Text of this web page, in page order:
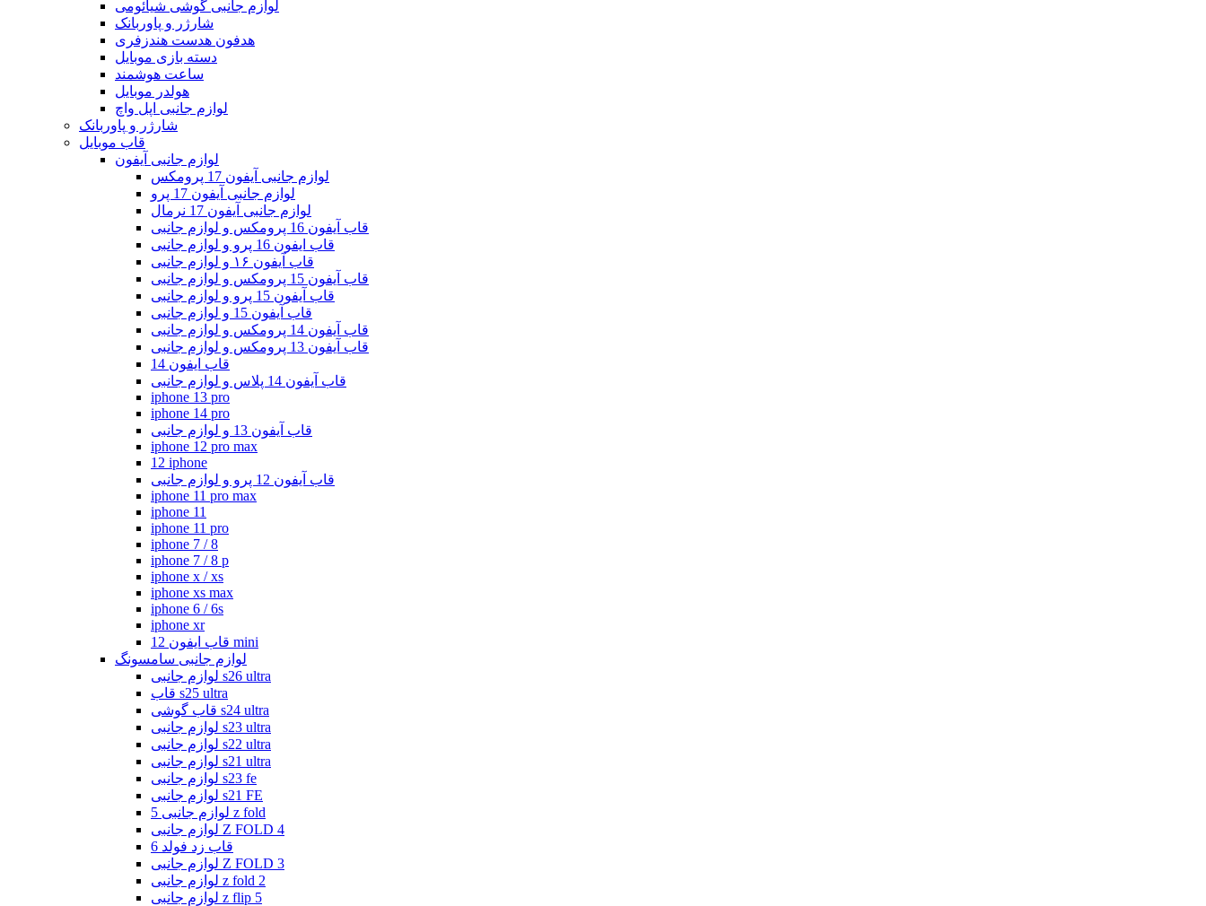
لوازم جانبی گوشی شیائومی
شارژر و پاوربانک
هدفون هدست هندزفری
دسته بازی موبایل
ساعت هوشمند
هولدر موبایل
لوازم جانبی اپل واچ
شارژر و پاوربانک
قاب موبایل
لوازم جانبی آیفون
لوازم جانبی آیفون 17 پرومکس
لوازم جانبی آیفون 17 پرو
لوازم جانبی آیفون 17 نرمال
قاب آیفون 16 پرومکس و لوازم جانبی
قاب ایفون 16 پرو و لوازم جانبی
قاب آیفون ۱۶ و لوازم جانبی
قاب آیفون 15 پرومکس و لوازم جانبی
قاب آیفون 15 پرو و لوازم جانبی
قاب آیفون 15 و لوازم جانبی
قاب آیفون 14 پرومکس و لوازم جانبی
قاب آیفون 13 پرومکس و لوازم جانبی
قاب ایفون 14
قاب آیفون 14 پلاس و لوازم جانبی
iphone 13 pro
iphone 14 pro
قاب آیفون 13 و لوازم جانبی
iphone 12 pro max
12 iphone
قاب آیفون 12 پرو و لوازم جانبی
iphone 11 pro max
iphone 11
iphone 11 pro
iphone 7 / 8
iphone 7 / 8 p
iphone x / xs
iphone xs max
iphone 6 / 6s
iphone xr
قاب ایفون 12 mini
لوازم جانبی سامسونگ
لوازم جانبی s26 ultra
قاب s25 ultra
قاب گوشی s24 ultra
لوازم جانبی s23 ultra
لوازم جانبی s22 ultra
لوازم جانبی s21 ultra
لوازم جانبی s23 fe
لوازم جانبی s21 FE
لوازم جانبی 5 z fold
لوازم جانبی Z FOLD 4
قاب زد فولد 6
لوازم جانبی Z FOLD 3
لوازم جانبی z fold 2
لوازم جانبی z flip 5